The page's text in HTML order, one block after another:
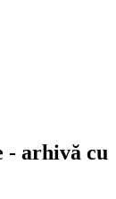
- arhivă cu